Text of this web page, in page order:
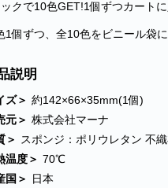
クで10色GET!1個ずつカートに
個ずつ、全10色をビニール袋に
説明
ズ＞ 約142×66×35mm(1個)
元＞ 株式会社マーナ
＞ スポンジ：ポリウレタン 不
温度＞ 70℃
国＞
日本